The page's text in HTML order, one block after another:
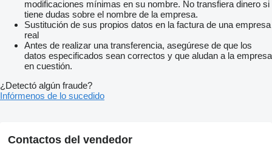
modificaciones mínimas en su nombre. No transfiera dinero si
tiene dudas sobre el nombre de la empresa.
Sustitución de sus propios datos en la factura de una empresa
real
Antes de realizar una transferencia, asegúrese de que los
datos especificados sean correctos y que aludan a la empresa
en cuestión.
¿Detectó algún fraude?
Infórmenos de lo sucedido
Contactos del vendedor